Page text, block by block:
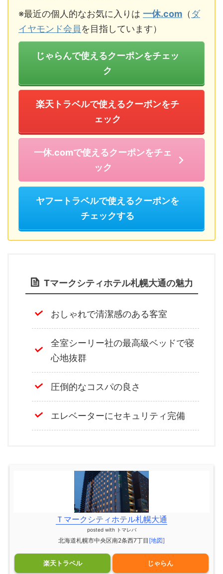
※最近の個人的なお気に入りは 一休.com （ ダ
イヤモンド会員を目指しています）
じゃらんで使えるクーポンをチェッ
ク
楽天トラベルで使えるクーポンをチ
ェック
一休.comで使えるクーポンをチェ
ック
ヤフートラベルで使えるクーポンを
チェックする
Tマークシティホテル札幌大通の魅力
おしゃれで清潔感のある客室
全室シーリー社の最高級ベッドで寝
心地抜群
圧倒的なコスパの良さ
エレベーターにセキュリティ完備
Ｔマークシティホテル札幌大通
posted with トマレバ
北海道札幌市中央区南2条西7丁目 [地図]
楽天トラベル じゃらん